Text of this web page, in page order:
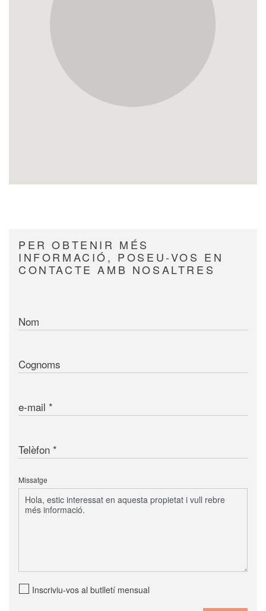
PER OBTENIR MÉS
INFORMACIÓ, POSEU-VOS EN
CONTACTE AMB NOSALTRES
Nom
Cognoms
e-mail
Telèfon
Missatge
Inscriviu-vos al butlletí mensual